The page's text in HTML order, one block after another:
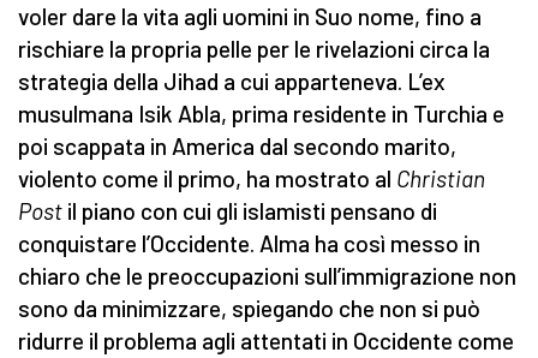
voler dare la vita agli uomini in Suo nome, fino a
rischiare la propria pelle per le rivelazioni circa la
strategia della Jihad a cui apparteneva. L’ex
musulmana Isik Abla, prima residente in Turchia e
poi scappata in America dal secondo marito,
violento come il primo, ha mostrato al Christian
Post il piano con cui gli islamisti pensano di
conquistare l’Occidente. Alma ha così messo in
chiaro che le preoccupazioni sull’immigrazione non
sono da minimizzare, spiegando che non si può
ridurre il problema agli attentati in Occidente come